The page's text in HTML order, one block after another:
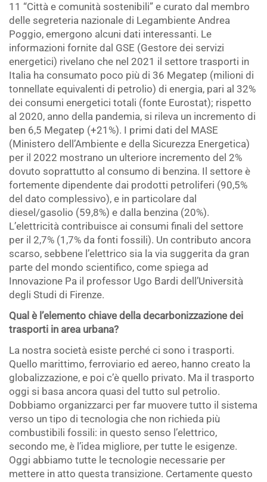
11 “Città e comunità sostenibili” e curato dal membro
delle segreteria nazionale di Legambiente Andrea
Poggio, emergono alcuni dati interessanti. Le
informazioni fornite dal GSE (Gestore dei servizi
energetici) rivelano che nel 2021 il settore trasporti in
Italia ha consumato poco più di 36 Megatep (milioni di
tonnellate equivalenti di petrolio) di energia, pari al 32%
dei consumi energetici totali (fonte Eurostat); rispetto
al 2020, anno della pandemia, si rileva un incremento di
ben 6,5 Megatep (+21%). I primi dati del MASE
(Ministero dell’Ambiente e della Sicurezza Energetica)
per il 2022 mostrano un ulteriore incremento del 2%
dovuto soprattutto al consumo di benzina. Il settore è
fortemente dipendente dai prodotti petroliferi (90,5%
del dato complessivo), e in particolare dal
diesel/gasolio (59,8%) e dalla benzina (20%).
L’elettricità contribuisce ai consumi finali del settore
per il 2,7% (1,7% da fonti fossili). Un contributo ancora
scarso, sebbene l’elettrico sia la via suggerita da gran
parte del mondo scientifico, come spiega ad
Innovazione Pa il professor Ugo Bardi dell’Università
degli Studi di Firenze.
Qual è l’elemento chiave della decarbonizzazione dei
trasporti in area urbana?
La nostra società esiste perché ci sono i trasporti.
Quello marittimo, ferroviario ed aereo, hanno creato la
globalizzazione, e poi c’è quello privato. Ma il trasporto
oggi si basa ancora quasi del tutto sul petrolio.
Dobbiamo organizzarci per far muovere tutto il sistema
verso un tipo di tecnologia che non richieda più
combustibili fossili: in questo senso l’elettrico,
secondo me, è l’idea migliore, per tutte le esigenze.
Oggi abbiamo tutte le tecnologie necessarie per
mettere in atto questa transizione. Certamente questo